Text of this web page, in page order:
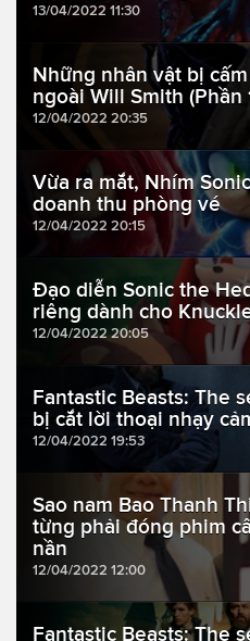
13/04/2022 11:30
Những nhân vật bị
ngoài Will Smith (Phần
12/04/2022 20:35
Vừa ra mắt, Nhím
doanh thu phòng vé
12/04/2022 20:15
Đạo diễn Sonic the
riêng dành cho
12/04/2022 20:05
Fantastic Beasts: The
bị cắt lời thoại nhạy
12/04/2022 19:53
Sao nam Bao Thanh
từng phải đóng phim
nần
12/04/2022 12:00
Fantastic Beasts: The